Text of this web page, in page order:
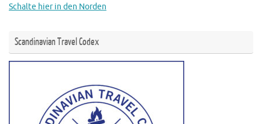
Schalte hier in den Norden
Scandinavian Travel Codex